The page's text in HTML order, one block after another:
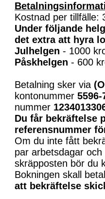
Kostnad per tillfälle:
Under följande
det extra att hyra
Julhelgen - 1000
Påskhelgen - 600
Betalning sker via
kontonummer 5596-
nummer
Du får bekräftelse
referensnummer
Om du inte fått
par arbetsdagar
skräpposten bör du
Bokningen skall
att bekräftelse